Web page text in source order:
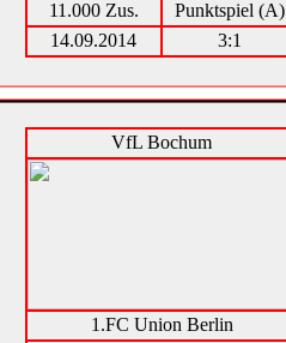
11.000 Zus.
Punktspiel (A)
14.09.2014
3:1
VfL Bochum
1.FC Union Berlin